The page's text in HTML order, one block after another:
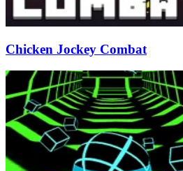
Chicken Jockey Combat